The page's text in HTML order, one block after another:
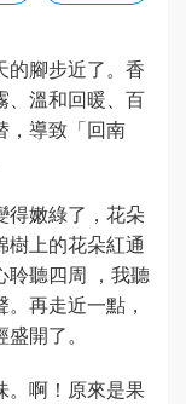
的腳步近了。香
、溫和回暖、百
，導致「回南
得嫩綠了，花朵
樹上的花朵紅通
聆聽四周 ，我聽
再走近一點，
開了。
。啊！原來是果